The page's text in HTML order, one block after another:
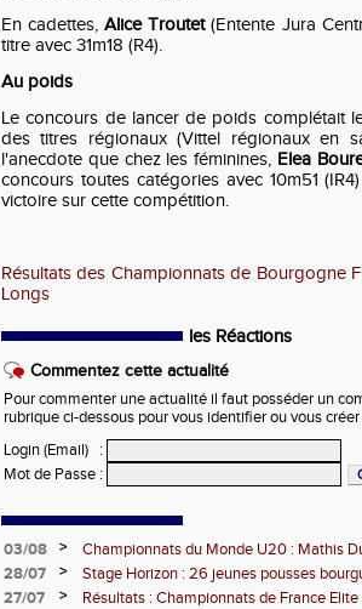
En cadettes,Alice Troutet(Entente Jura
titre avec 31m18 (R4).
Au poids
Le concours de lancer de poids complétait
des titres régionaux (Vittel régionaux en
l'anecdote que chez les féminines, Elea
concours toutes catégories avec 10m51
victoire sur cette compétition.
Résultats des Championnats de Bourgogne
Longs
les Réactions
Commentez cette actualité
Pour commenter une actualité il faut posséder un
rubrique ci-dessous pour vous identifier ou vous
Login (Email)
:
Mot de Passe :
03/08 >
Championnats du Monde U20 : Mathis
3000m steeple
28/07 >
Stage Horizon : 26 jeunes pousses
comtoises retenues
27/07 >
Résultats : Championnats de France